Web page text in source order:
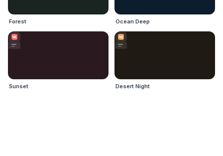
Forest Ocean Deep
Sunset Desert Night